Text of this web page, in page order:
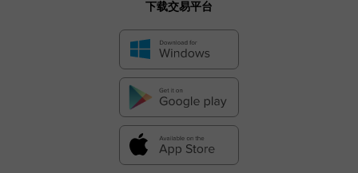
下载交易平台